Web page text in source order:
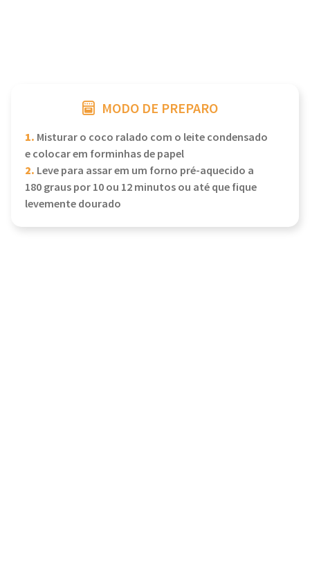
MODO DE PREPARO
1. Misturar o coco ralado com o leite condensado
e colocar em forminhas de papel
2. Leve para assar em um forno pré-aquecido a
180 graus por 10 ou 12 minutos ou até que fique
levemente dourado